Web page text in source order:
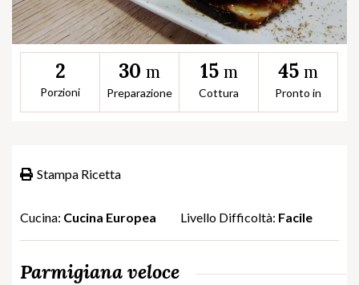
2
Porzioni
30 m
Preparazione
15 m
Cottura
45 m
Pronto in
Stampa Ricetta
Cucina: Cucina Europea Livello Difficoltà: Facile
Parmigiana veloce